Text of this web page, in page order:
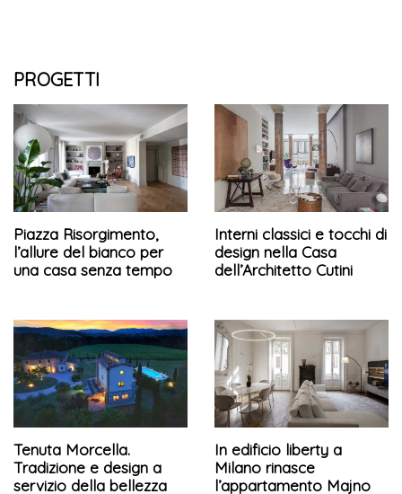
PROGETTI
Piazza Risorgimento,
l’allure del bianco per
una casa senza tempo
Interni classici e tocchi di
design nella Casa
dell’Architetto Cutini
Tenuta Morcella.
Tradizione e design a
servizio della bellezza
In edificio liberty a
Milano rinasce
l’appartamento Majno